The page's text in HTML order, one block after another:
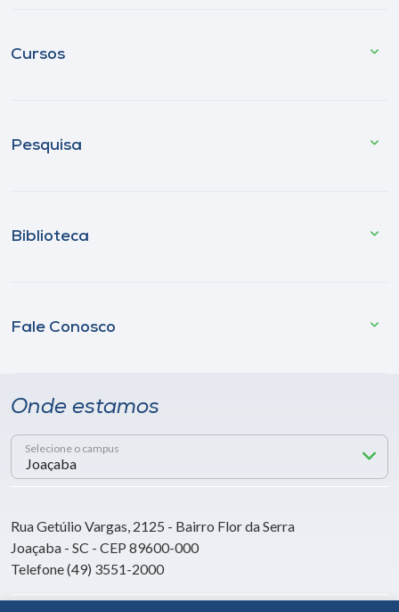
Cursos
Pesquisa
Biblioteca
Fale Conosco
Onde estamos
Selecione o campus
Rua Getúlio Vargas, 2125 - Bairro Flor da Serra
Joaçaba - SC - CEP 89600-000
Telefone (49) 3551-2000